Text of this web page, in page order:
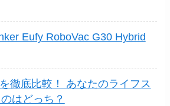
Eufy RoboVac G30 Hybrid
徹底比較！ あなたのライフス
はどっち？